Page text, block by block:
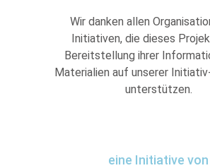
Wir danken allen
Initiativen, die dieses
Bereitstellung ihrer
Materialien auf unserer
unterstützen.
eine Initiative von